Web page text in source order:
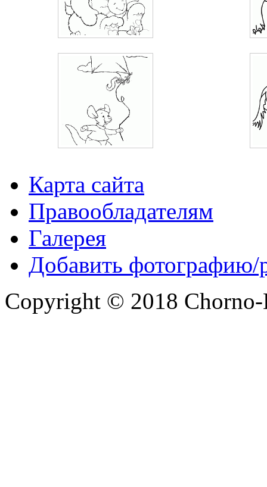
Карта сайта
Правообладателям
Галерея
Добавить фотографию/
Copyright © 2018